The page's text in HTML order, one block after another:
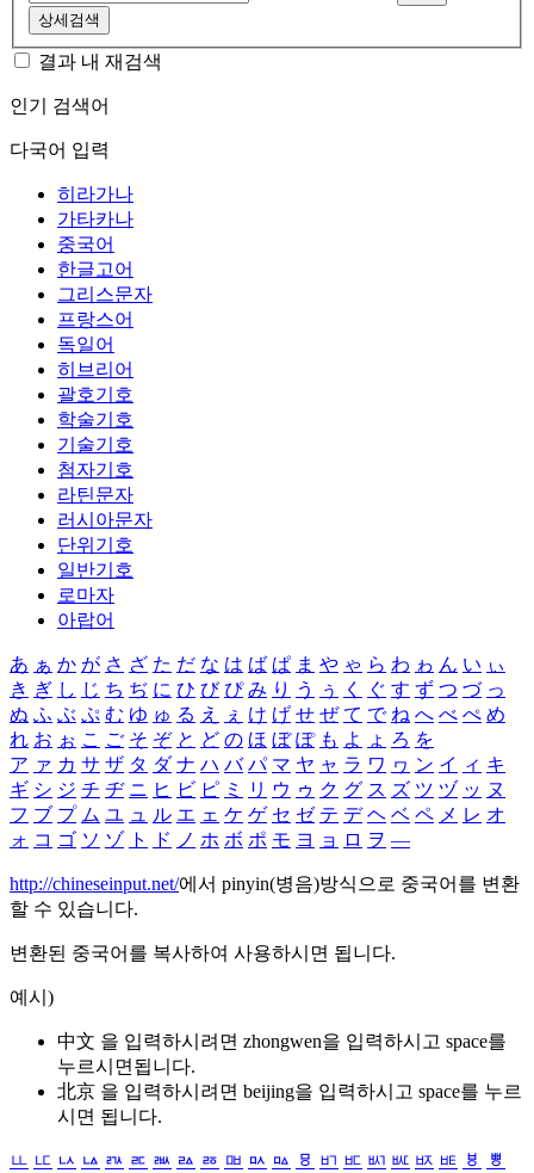
상세검색
결과 내 재검색
인기 검색어
다국어 입력
히라가나
가타카나
중국어
한글고어
그리스문자
프랑스어
독일어
히브리어
괄호기호
학술기호
기술기호
첨자기호
라틴문자
러시아문자
단위기호
일반기호
로마자
아랍어
あ ぁ か が さ ざ た だ な は ば ぱ ま や ゃ ら わ ゎ ん い ぃ
き ぎ し じ ち ぢ に ひ び ぴ み り う ぅ く ぐ す ず つ づ っ
ぬ ふ ぶ ぷ む ゆ ゅ る え ぇ け げ せ ぜ て で ね へ べ ぺ め
れ お ぉ こ ご そ ぞ と ど の ほ ぼ ぽ も よ ょ ろ を
ア ァ カ サ ザ タ ダ ナ ハ バ パ マ ヤ ャ ラ ワ ヮ ン イ ィ キ
ギ シ ジ チ ヂ ニ ヒ ビ ピ ミ リ ウ ゥ ク グ ス ズ ツ ヅ ッ ヌ
フ ブ プ ム ユ ュ ル エ ェ ケ ゲ セ ゼ テ デ ヘ ベ ペ メ レ オ
ォ コ ゴ ソ ゾ ト ド ノ ホ ボ ポ モ ヨ ョ ロ ヲ ―
http://chineseinput.net/에서 pinyin(병음)방식으로 중국어를 변환
할 수 있습니다.
변환된 중국어를 복사하여 사용하시면 됩니다.
예시)
中文 을 입력하시려면 zhongwen을 입력하시고 space를
누르시면됩니다.
北京 을 입력하시려면 beijing을 입력하시고 space를 누르
시면 됩니다.
ㅥ ㅦ ㅧ ㅨ ㅩ ㅪ ㅫ ㅬ ㅭ ㅮ ㅯ ㅰ ㅱ ㅲ ㅳ ㅴ ㅵ ㅶ ㅷ ㅸ
ㅹ